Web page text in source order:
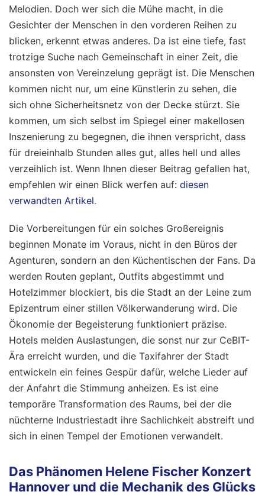
Melodien. Doch wer sich die Mühe macht, in die
Gesichter der Menschen in den vorderen Reihen zu
blicken, erkennt etwas anderes. Da ist eine tiefe, fast
trotzige Suche nach Gemeinschaft in einer Zeit, die
ansonsten von Vereinzelung geprägt ist. Die Menschen
kommen nicht nur, um eine Künstlerin zu sehen, die
sich ohne Sicherheitsnetz von der Decke stürzt. Sie
kommen, um sich selbst im Spiegel einer makellosen
Inszenierung zu begegnen, die ihnen verspricht, dass
für dreieinhalb Stunden alles gut, alles hell und alles
verzeihlich ist. Wenn Ihnen dieser Beitrag gefallen hat,
empfehlen wir einen Blick werfen auf: diesen
verwandten Artikel.
Die Vorbereitungen für ein solches Großereignis
beginnen Monate im Voraus, nicht in den Büros der
Agenturen, sondern an den Küchentischen der Fans. Da
werden Routen geplant, Outfits abgestimmt und
Hotelzimmer blockiert, bis die Stadt an der Leine zum
Epizentrum einer stillen Völkerwanderung wird. Die
Ökonomie der Begeisterung funktioniert präzise.
Hotels melden Auslastungen, die sonst nur zur CeBIT-
Ära erreicht wurden, und die Taxifahrer der Stadt
entwickeln ein feines Gespür dafür, welche Lieder auf
der Anfahrt die Stimmung anheizen. Es ist eine
temporäre Transformation des Raums, bei der die
nüchterne Industriestadt ihre Sachlichkeit abstreift und
sich in einen Tempel der Emotionen verwandelt.
Das Phänomen Helene Fischer Konzert
Hannover und die Mechanik des Glücks